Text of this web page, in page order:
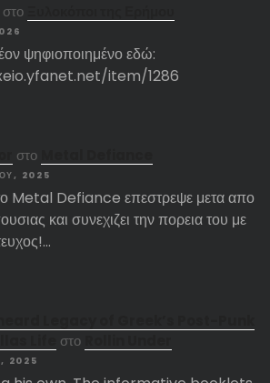
στο
ψηφιοποιημένο εδώ:
item/1286
στο
2025
Metal Defiance επεστρεψε μετα απο
και συνεχιζει την πορεια του με
στο
2025